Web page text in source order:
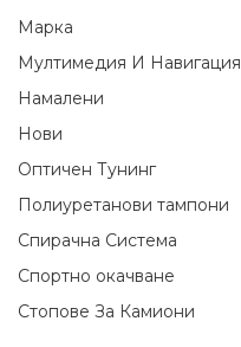
Марка
Мултимедия И Навигация
Намалени
Нови
Оптичен Тунинг
Полиуретанови тампони
Спирачна Система
Спортно окачване
Стопове За Камиони